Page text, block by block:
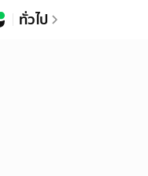
ทั่วไป